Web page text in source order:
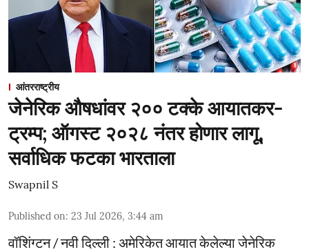
आंतरराष्ट्रीय
जेनेरिक औषधांवर २०० टक्के आयातकर-
ट्रम्प; ऑगस्ट २०२८ नंतर होणार लागू,
सर्वाधिक फटका भारताला
Swapnil S
Published on: 23 Jul 2026, 3:44 am
वॉशिंग्टन / नवी दिल्ली : अमेरिकेत आयात केलेल्या जेनेरिक